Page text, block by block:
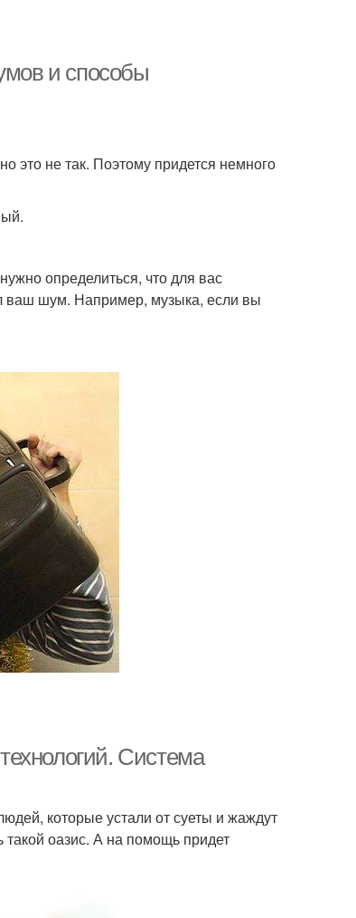
и способы
это не так. Поэтому придется немного
определиться, что для вас
ваш шум. Например, музыка, если вы
Система
которые устали от суеты и жаждут
такой оазис. А на помощь придет